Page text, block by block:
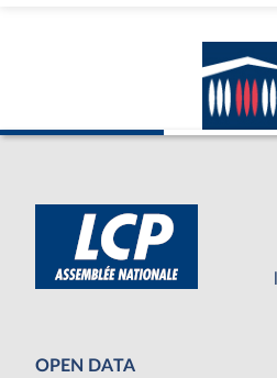
OPEN DATA